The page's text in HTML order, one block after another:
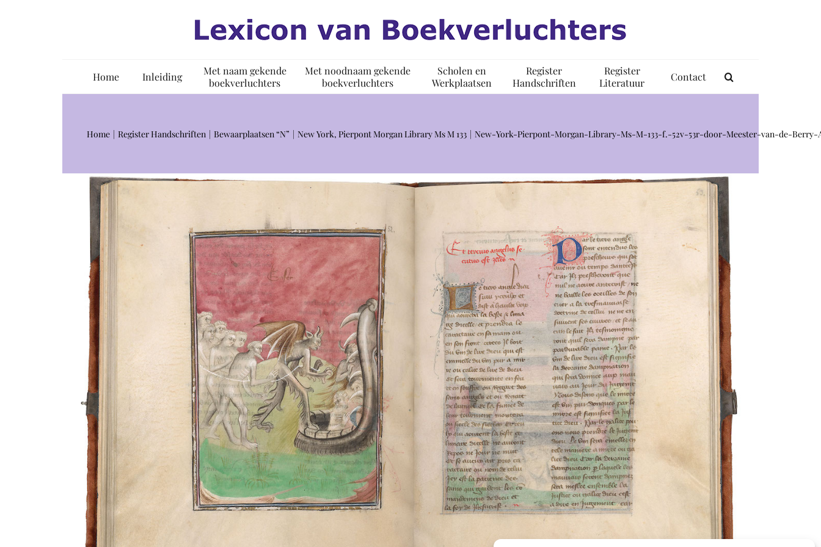
Home Inleiding
Met naam gekende
boekverluchters
Met noodnaam gekende
boekverluchters
Scholen en
Werkplaatsen
Register
Handschriften
Register
Literatuur
Contact
Home Register Handschriften Bewaarplaatsen “N” New York, Pierpont Morgan Library Ms M 133 New-York-Pierpont-Morgan-Library-Ms-M-133-f.-52v-53r-door-Meester-van-de-Berry-